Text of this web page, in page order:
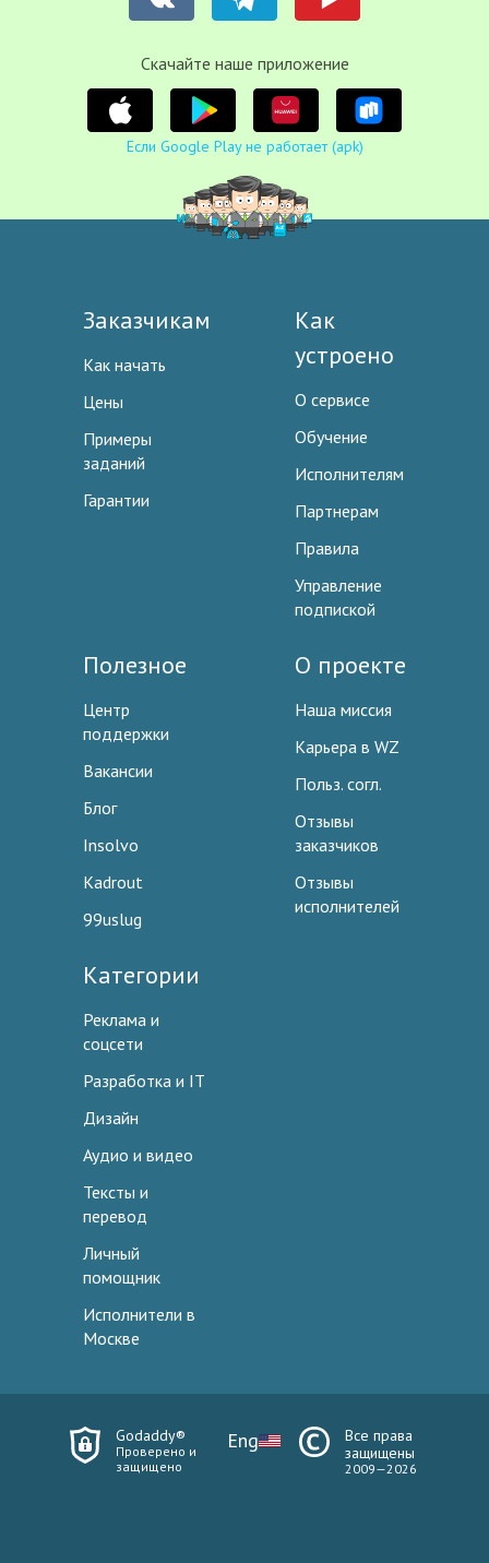
Cкачайте наше приложение
Если Google Play не работает (apk)
Заказчикам
Как начать
Цены
Примеры
заданий
Гарантии
Как
устроено
О сервисе
Обучение
Исполнителям
Партнерам
Правила
Управление
подпиской
Полезное
Центр
поддержки
Вакансии
Блог
Insolvo
Kadrout
99uslug
О проекте
Наша миссия
Карьера в WZ
Польз. согл.
Отзывы
заказчиков
Отзывы
исполнителей
Категории
Реклама и
соцсети
Разработка и IT
Дизайн
Аудио и видео
Тексты и
перевод
Личный
помощник
Исполнители в
Москве
Godaddy®
Проверено и
защищено
Eng
Все права
защищены
2009—2026